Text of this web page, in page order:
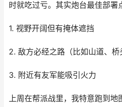
时就吃过亏。其实炮台最佳部署
1. 视野开阔但有掩体遮挡
2. 敌方必经之路（比如山道、桥
3. 附近有友军能吸引火力
上周在帮派战里，我特意跑到地